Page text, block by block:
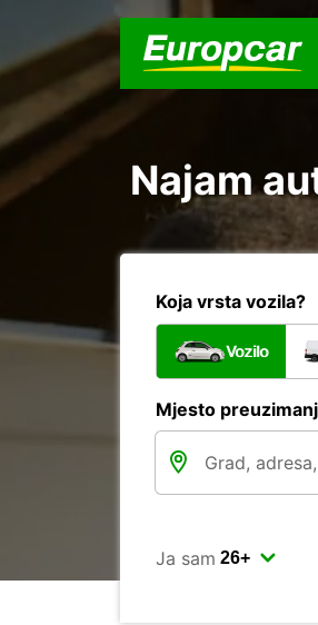
Najam
Koja vrsta vozila?
Vozilo
Mjesto
Ja sam